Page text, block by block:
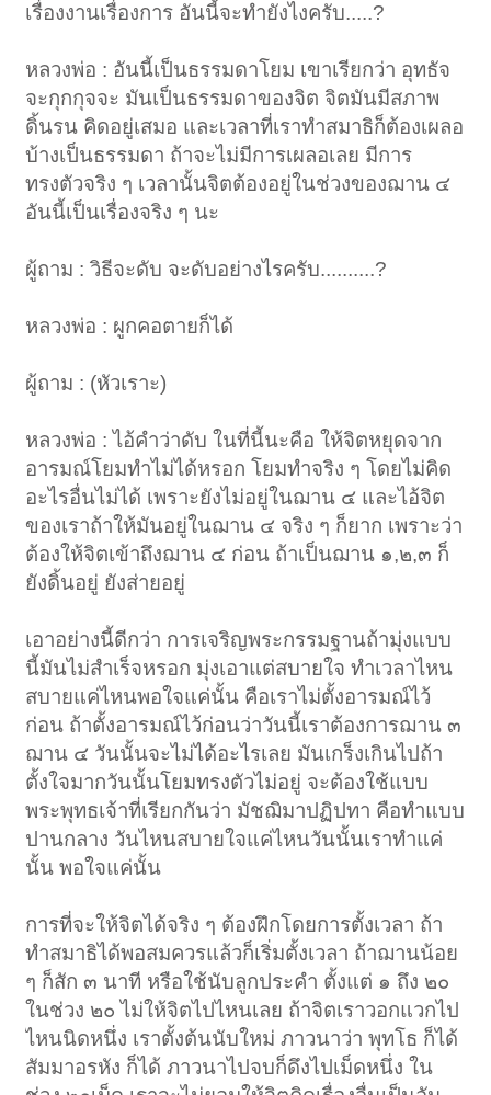
เรื่องงานเรื่องการ อันนี้จะทำยังไงครับ.....?
หลวงพ่อ : อันนี้เป็นธรรมดาโยม เขาเรียกว่า อุทธัจ
จะกุกกุจจะ มันเป็นธรรมดาของจิต จิตมันมีสภาพ
ดิ้นรน คิดอยู่เสมอ และเวลาที่เราทำสมาธิก็ต้องเผลอ
บ้างเป็นธรรมดา ถ้าจะไม่มีการเผลอเลย มีการ
ทรงตัวจริง ๆ เวลานั้นจิตต้องอยู่ในช่วงของฌาน ๔
อันนี้เป็นเรื่องจริง ๆ นะ
ผู้ถาม : วิธีจะดับ จะดับอย่างไรครับ..........?
หลวงพ่อ : ผูกคอตายก็ได้
ผู้ถาม : (หัวเราะ)
หลวงพ่อ : ไอ้คำว่าดับ ในที่นี้นะคือ ให้จิตหยุดจาก
อารมณ์โยมทำไม่ได้หรอก โยมทำจริง ๆ โดยไม่คิด
อะไรอื่นไม่ได้ เพราะยังไม่อยู่ในฌาน ๔ และไอ้จิต
ของเราถ้าให้มันอยู่ในฌาน ๔ จริง ๆ ก็ยาก เพราะว่า
ต้องให้จิตเข้าถึงฌาน ๔ ก่อน ถ้าเป็นฌาน ๑,๒,๓ ก็
ยังดิ้นอยู่ ยังส่ายอยู่
เอาอย่างนี้ดีกว่า การเจริญพระกรรมฐานถ้ามุ่งแบบ
นี้มันไม่สำเร็จหรอก มุ่งเอาแต่สบายใจ ทำเวลาไหน
สบายแค่ไหนพอใจแค่นั้น คือเราไม่ตั้งอารมณ์ไว้
ก่อน ถ้าตั้งอารมณ์ไว้ก่อนว่าวันนี้เราต้องการฌาน ๓
ฌาน ๔ วันนั้นจะไม่ได้อะไรเลย มันเกร็งเกินไปถ้า
ตั้งใจมากวันนั้นโยมทรงตัวไม่อยู่ จะต้องใช้แบบ
พระพุทธเจ้าที่เรียกกันว่า มัชฌิมาปฏิปทา คือทำแบบ
ปานกลาง วันไหนสบายใจแค่ไหนวันนั้นเราทำแค่
นั้น พอใจแค่นั้น
การที่จะให้จิตได้จริง ๆ ต้องฝึกโดยการตั้งเวลา ถ้า
ทำสมาธิได้พอสมควรแล้วก็เริ่มตั้งเวลา ถ้าฌานน้อย
ๆ ก็สัก ๓ นาที หรือใช้นับลูกประคำ ตั้งแต่ ๑ ถึง ๒๐
ในช่วง ๒๐ ไม่ให้จิตไปไหนเลย ถ้าจิตเราวอกแวกไป
ไหนนิดหนึ่ง เราตั้งต้นนับใหม่ ภาวนาว่า พุทโธ ก็ได้
สัมมาอรหัง ก็ได้ ภาวนาไปจบก็ดึงไปเม็ดหนึ่ง ใน